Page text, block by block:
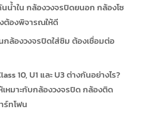
น้ำใน กล้องวงจรปิดยนอก กล้องโซ
ต้องพิจารณให้ดี
กล้องวงจรปิดใส่ซิม ต้องเชื่อมต่อ
10, U1 และ U3 ต่างกันอย่างไร?
เหมาะกับกล้องวงจรปิด กล้องติด
ร์ทโฟน